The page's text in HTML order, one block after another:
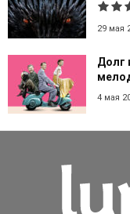
29 мая
Долг
4 мая